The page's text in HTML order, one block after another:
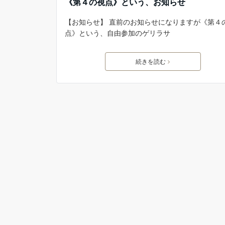
《第４の視点》という、お知らせ
【お知らせ】 直前のお知らせになりますが《第４
点》という、自由参加のゲリラサ
続きを読む